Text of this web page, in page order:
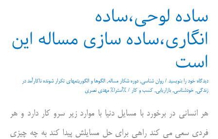
بلد
نیستیم
یا
ان
فراری
هستیم
ساده لوحی،ساده
انگاری،ساده سازی مساله این
است
دیدگاه‌ خود را بنویسید / روان شناسی,دوره شکار مساله, الگوها و الگوریتمهای تکرار شونده ناکارآمد در
زندگی, خودشناسی,بازاریابی, کسب و کار / %آسترا% مهدی نصری
هر انسانی در برخورد با مسایل دنیا با موارد زیر سرو کار دارد و هر
فردی سعی می کند راهی برای حل مسایلش پیدا کند به چه چیزی